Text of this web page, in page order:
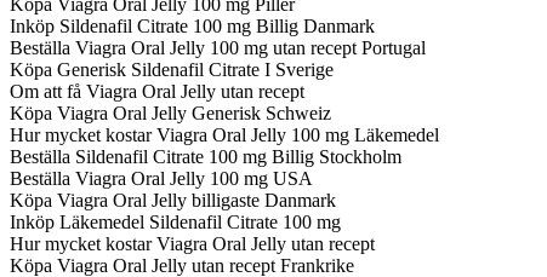
Inköp Sildenafil Citrate 100 mg Billig Danmark
Beställa Viagra Oral Jelly 100 mg utan recept Portugal
Köpa Generisk Sildenafil Citrate I Sverige
Om att få Viagra Oral Jelly utan recept
Köpa Viagra Oral Jelly Generisk Schweiz
Hur mycket kostar Viagra Oral Jelly 100 mg Läkemedel
Beställa Sildenafil Citrate 100 mg Billig Stockholm
Beställa Viagra Oral Jelly 100 mg USA
Köpa Viagra Oral Jelly billigaste Danmark
Inköp Läkemedel Sildenafil Citrate 100 mg
Hur mycket kostar Viagra Oral Jelly utan recept
Köpa Viagra Oral Jelly utan recept Frankrike